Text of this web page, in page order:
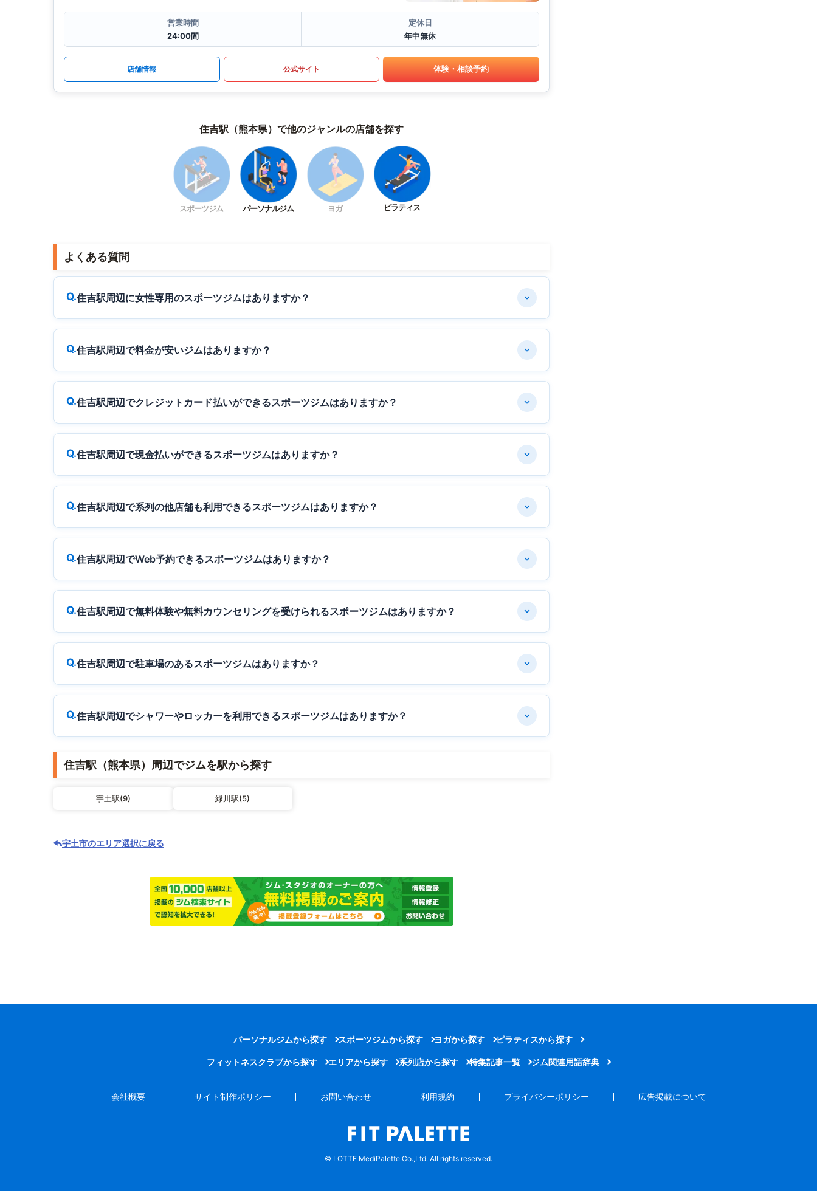
営業時間
24:00間
定休日
年中無休
店舗情報 公式サイト 体験・相談予約
住吉駅（熊本県）で他のジャンルの店舗を探す
スポーツジム パーソナルジム ヨガ ピラティス
よくある質問
住吉駅周辺に女性専用のスポーツジムはありますか？
住吉駅周辺で料金が安いジムはありますか？
住吉駅周辺でクレジットカード払いができるスポーツジムはありますか？
住吉駅周辺で現金払いができるスポーツジムはありますか？
住吉駅周辺で系列の他店舗も利用できるスポーツジムはありますか？
住吉駅周辺でWeb予約できるスポーツジムはありますか？
住吉駅周辺で無料体験や無料カウンセリングを受けられるスポーツジムはありますか？
住吉駅周辺で駐車場のあるスポーツジムはありますか？
住吉駅周辺でシャワーやロッカーを利用できるスポーツジムはありますか？
住吉駅（熊本県）周辺でジムを駅から探す
宇土駅(9) 緑川駅(5)
宇土市のエリア選択に戻る
パーソナルジムから探す スポーツジムから探す ヨガから探す ピラティスから探す
フィットネスクラブから探す エリアから探す 系列店から探す 特集記事一覧 ジム関連用語辞典
会社概要 サイト制作ポリシー お問い合わせ 利用規約 プライバシーポリシー 広告掲載について
© LOTTE MediPalette Co.,Ltd. All rights reserved.